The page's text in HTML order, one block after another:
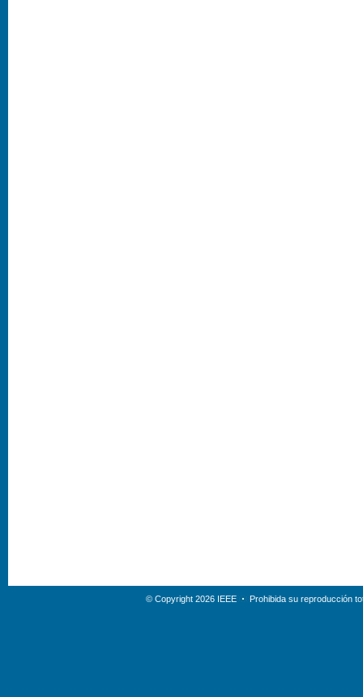
© Copyright 2026 IEEE Prohibida su reproducción